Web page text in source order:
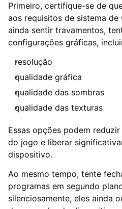
Primeiro, certifique-se de
aos requisitos de sistema de
ainda sentir travamentos,
configurações gráficas,
resolução
qualidade gráfica
qualidade das sombras
qualidade das texturas
Essas opções podem
do jogo e liberar
dispositivo.
Ao mesmo tempo, tente
programas em segundo
silenciosamente, eles ainda